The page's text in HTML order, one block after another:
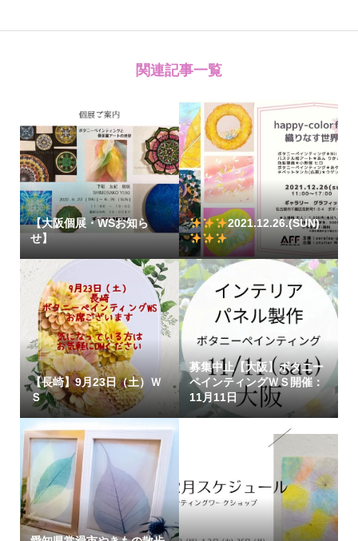
関連記事一覧
【大阪個展・WSお知ら
せ】
2021.12.26.(SUN)
【長崎】9月23日（土）Ｗ
Ｓ
募集中止【大阪】ボタニー
ペインティングＷＳ開催：
11月11日